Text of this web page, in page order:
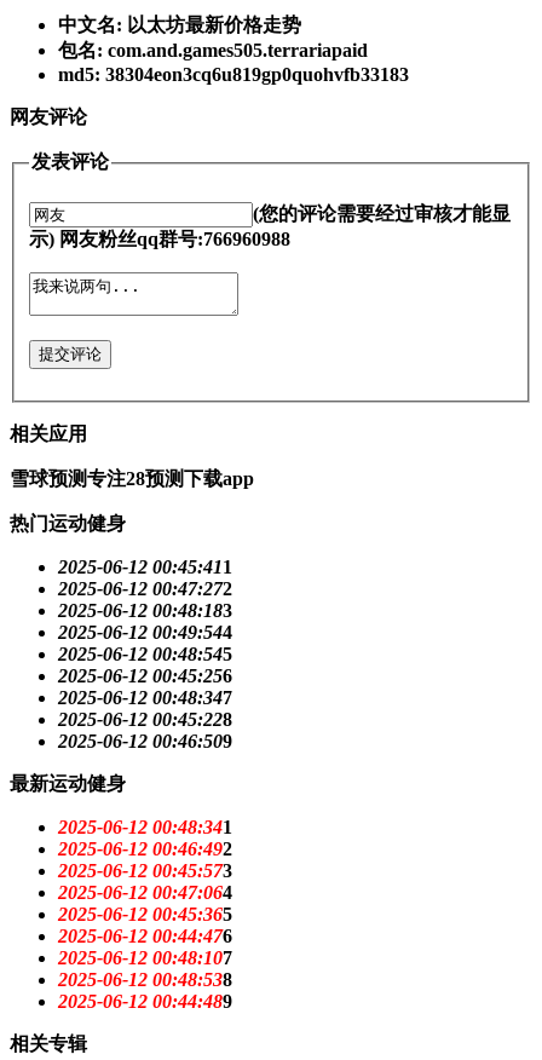
中文名: 以太坊最新价格走势
包名: com.and.games505.terrariapaid
md5: 38304eon3cq6u819gp0quohvfb33183
网友评论
发表评论
(您的评论需要经过审核才能显
示) 网友粉丝qq群号:766960988
提交评论
相关应用
雪球预测专注28预测下载app
热门运动健身
2025-06-12 00:45:411
2025-06-12 00:47:272
2025-06-12 00:48:183
2025-06-12 00:49:544
2025-06-12 00:48:545
2025-06-12 00:45:256
2025-06-12 00:48:347
2025-06-12 00:45:228
2025-06-12 00:46:509
最新运动健身
2025-06-12 00:48:341
2025-06-12 00:46:492
2025-06-12 00:45:573
2025-06-12 00:47:064
2025-06-12 00:45:365
2025-06-12 00:44:476
2025-06-12 00:48:107
2025-06-12 00:48:538
2025-06-12 00:44:489
相关专辑